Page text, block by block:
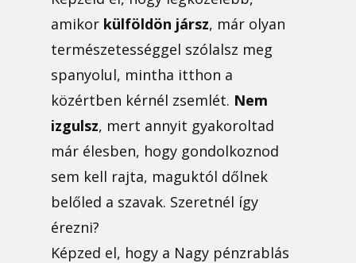
amikor külföldön jársz, már olyan
természetességgel szólalsz meg
spanyolul, mintha itthon a
közértben kérnél zsemlét. Nem
izgulsz, mert annyit gyakoroltad
már élesben, hogy gondolkoznod
sem kell rajta, maguktól dőlnek
belőled a szavak. Szeretnél így
érezni?
Képzed el, hogy a Nagy pénzrablás